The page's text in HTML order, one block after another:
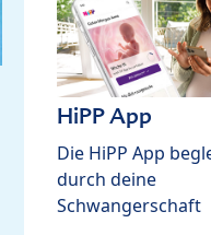
HiPP App
Die HiPP App
durch deine
Schwangerschaft